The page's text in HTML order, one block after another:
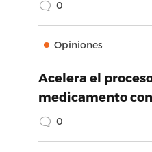
0
Opiniones
Acelera el
medicamento
0